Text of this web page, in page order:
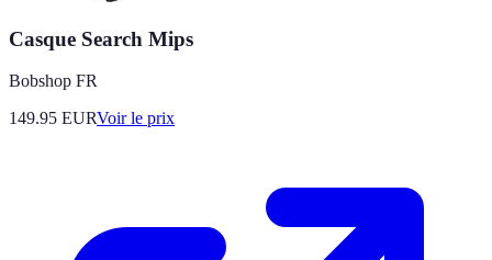
Casque Search Mips
Bobshop FR
149.95 EURVoir le prix